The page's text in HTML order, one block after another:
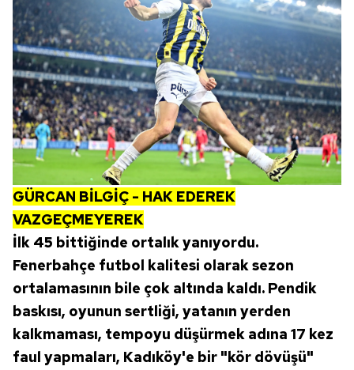
GÜRCAN BİLGİÇ - HAK EDEREK
VAZGEÇMEYEREK
İlk 45 bittiğinde ortalık yanıyordu.
Fenerbahçe futbol kalitesi olarak sezon
ortalamasının bile çok altında kaldı. Pendik
baskısı, oyunun sertliği, yatanın yerden
kalkmaması, tempoyu düşürmek adına 17 kez
faul yapmaları, Kadıköy'e bir "kör dövüşü"